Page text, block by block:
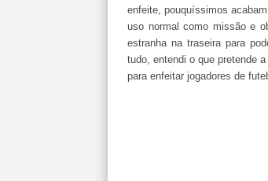
enfeite, pouquíssimos
uso normal como missão e
estranha na traseira para
tudo, entendi o que pretende
para enfeitar jogadores de